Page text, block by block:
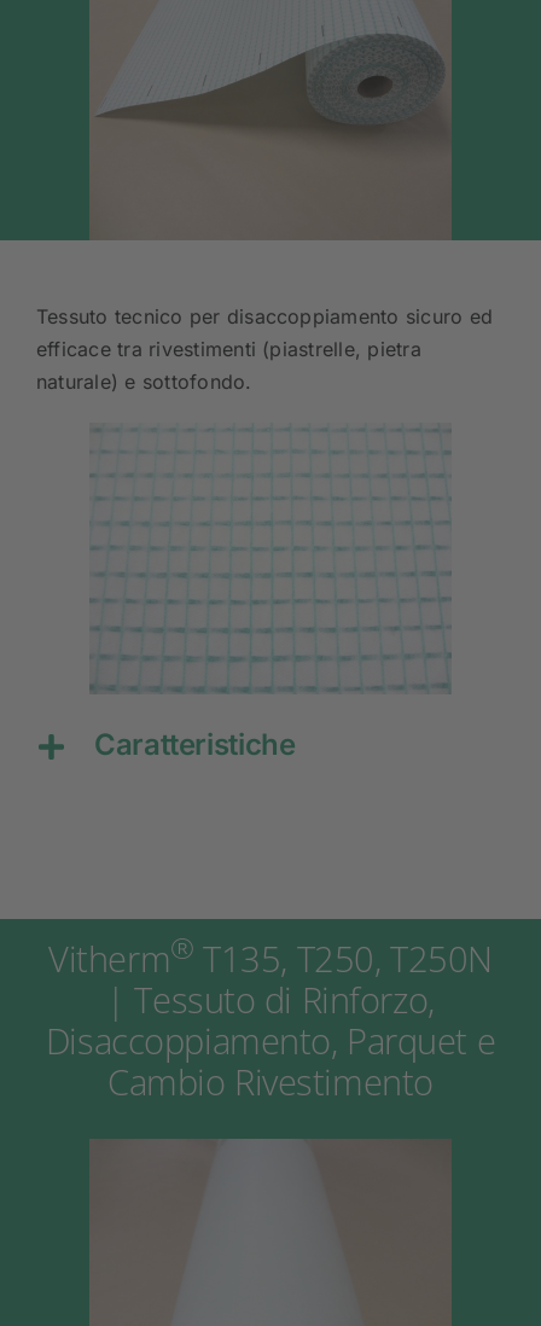
Tessuto tecnico per disaccoppiamento sicuro ed
efficace tra rivestimenti (piastrelle, pietra
naturale) e sottofondo.
Caratteristiche
Vitherm® T135, T250, T250N
| Tessuto di Rinforzo,
Disaccoppiamento, Parquet e
Cambio Rivestimento